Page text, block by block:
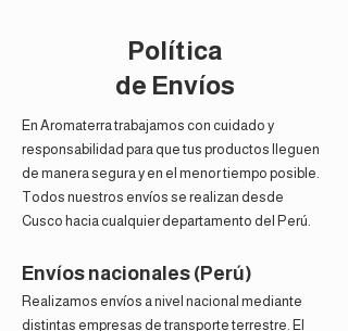
Política
de Envíos
En Aromaterra trabajamos con cuidado y
responsabilidad para que tus productos lleguen
de manera segura y en el menor tiempo posible.
Todos nuestros envíos se realizan desde
Cusco hacia cualquier departamento del Perú.
Envíos nacionales (Perú)
Realizamos envíos a nivel nacional mediante
distintas empresas de transporte terrestre. El